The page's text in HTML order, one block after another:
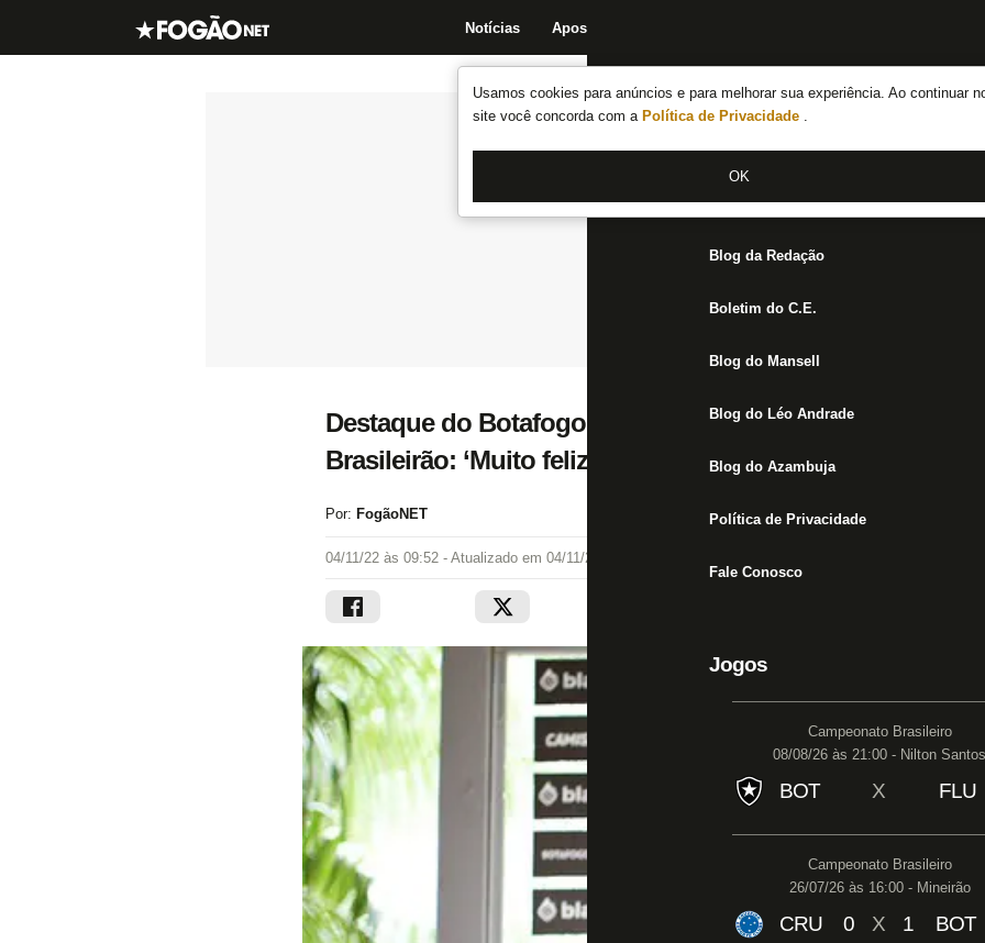
Usamos cookies para anúncios e para melhorar sua experiência. Ao continuar
site você concorda com a Política de Privacidade .
OK
Notícias Apostas
Notícias do Botafogo
Fórum
Jogos
Blog da Redação
Boletim do C.E.
Blog do Mansell
Blog do Léo Andrade
Blog do Azambuja
Política de Privacidade
Fale Conosco
Jogos
Campeonato Brasileiro
08/08/26 às 21:00 - Nilton Santos
BOT X FLU
Campeonato Brasileiro
26/07/26 às 16:00 - Mineirão
CRU 0 X 1 BOT
Destaque do Botafogo, Jeffinho sonha com prêmio de
Brasileirão: ‘Muito feliz por tudo que vem acontecendo
Por: FogãoNET
04/11/22 às 09:52 - Atualizado em 04/11/22 às 10:17